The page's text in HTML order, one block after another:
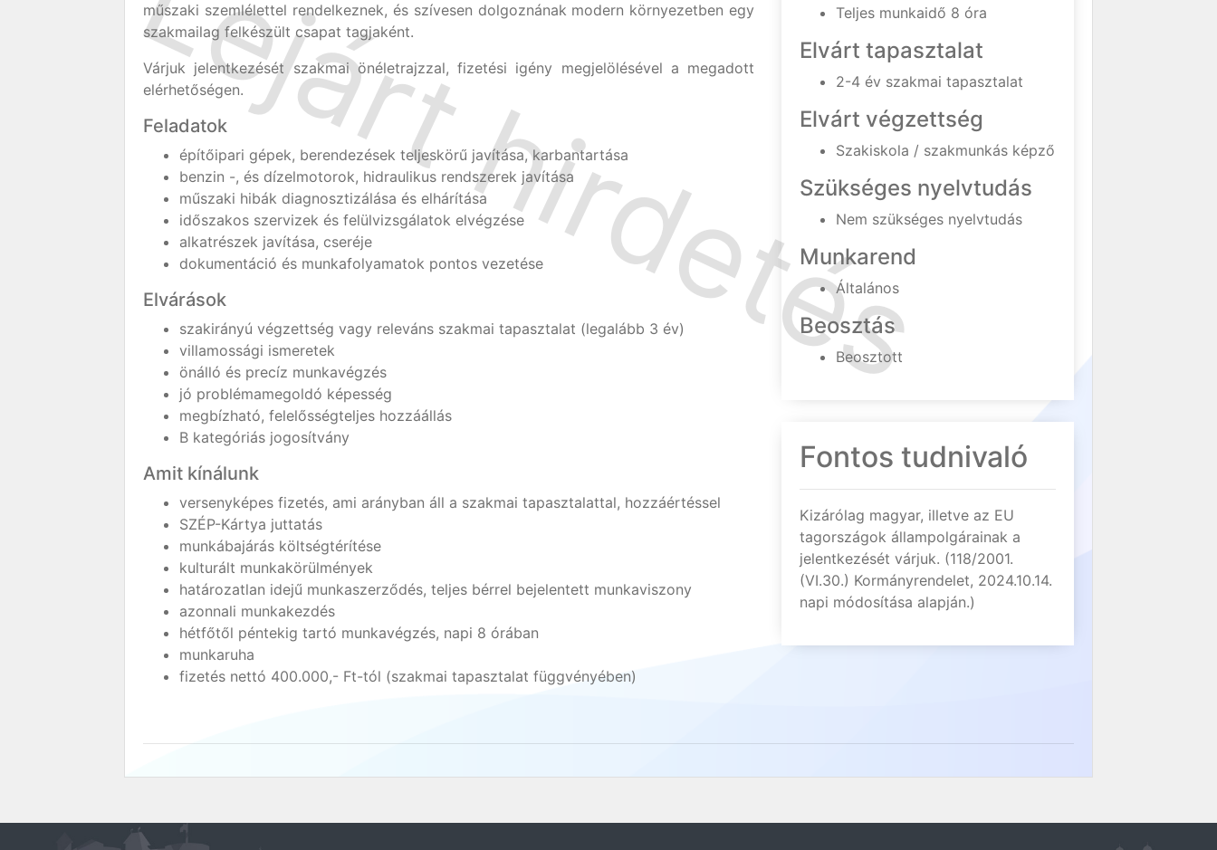
műszaki szemlélettel rendelkeznek, és szívesen dolgoznának modern környezetben egy
szakmailag felkészült csapat tagjaként.
Várjuk jelentkezését szakmai önéletrajzzal, fizetési igény megjelölésével a megadott
elérhetőségen.
Feladatok
építőipari gépek, berendezések teljeskörű javítása, karbantartása
benzin -, és dízelmotorok, hidraulikus rendszerek javítása
műszaki hibák diagnosztizálása és elhárítása
időszakos szervizek és felülvizsgálatok elvégzése
alkatrészek javítása, cseréje
dokumentáció és munkafolyamatok pontos vezetése
Elvárások
szakirányú végzettség vagy releváns szakmai tapasztalat (legalább 3 év)
villamossági ismeretek
önálló és precíz munkavégzés
jó problémamegoldó képesség
megbízható, felelősségteljes hozzáállás
B kategóriás jogosítvány
Amit kínálunk
versenyképes fizetés, ami arányban áll a szakmai tapasztalattal, hozzáértéssel
SZÉP-Kártya juttatás
munkábajárás költségtérítése
kulturált munkakörülmények
határozatlan idejű munkaszerződés, teljes bérrel bejelentett munkaviszony
azonnali munkakezdés
hétfőtől péntekig tartó munkavégzés, napi 8 órában
munkaruha
fizetés nettó 400.000,- Ft-tól (szakmai tapasztalat függvényében)
Teljes munkaidő 8 óra
Elvárt tapasztalat
2-4 év szakmai tapasztalat
Elvárt végzettség
Szakiskola / szakmunkás képző
Szükséges nyelvtudás
Nem szükséges nyelvtudás
Munkarend
Általános
Beosztás
Beosztott
Fontos tudnivaló
Kizárólag magyar, illetve az EU
tagországok állampolgárainak a
jelentkezését várjuk. (118/2001.
(VI.30.) Kormányrendelet, 2024.10.14.
napi módosítása alapján.)